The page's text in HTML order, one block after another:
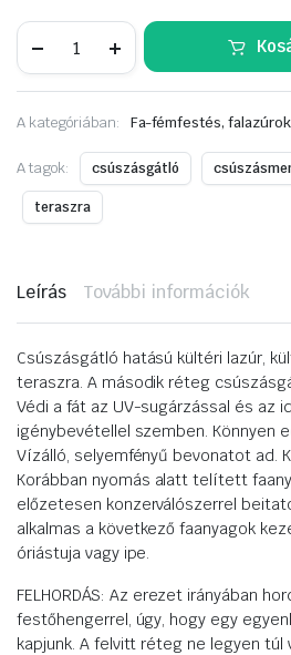
terrace
fenyő
A kategóriában: Fa-fémfestés, falazúrok
A tagok: csúszásgátló
teraszra
Leírás További információk
Csúszásgátló hatású kültéri lazúr,
teraszra. A második réteg
Védi a fát az UV-sugárzással és az
igénybevétellel szemben. Könnyen
Vízálló, selyemfényű bevonatot ad.
Korábban nyomás alatt telített
előzetesen konzerválószerrel
alkalmas a következő faanyagok
óriástuja vagy ipe.
FELHORDÁS: Az erezet irányában
festőhengerrel, úgy, hogy egy
kapjunk. A felvitt réteg ne legyen túl